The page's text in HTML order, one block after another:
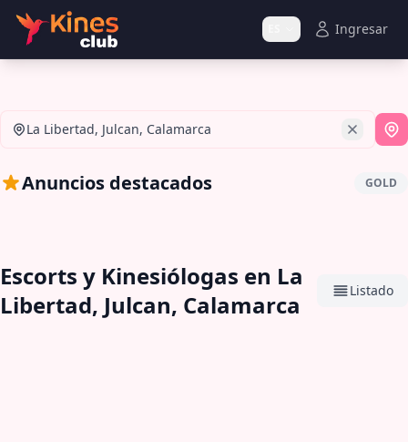
Ingresar
La Libertad, Julcan, Calamarca
Anuncios destacados GOLD
Escorts y Kinesiólogas en La
Libertad, Julcan, Calamarca
Listado